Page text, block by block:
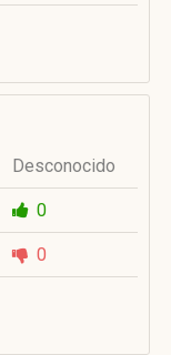
Desconocido
0
0